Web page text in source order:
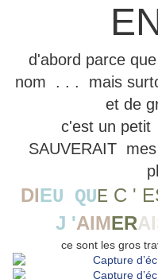
d'abord parce
nom . . . mais
et de
c'est un
SAUVERAIT
DIEU QUE C '
J 'AIMER
ce sont les gros